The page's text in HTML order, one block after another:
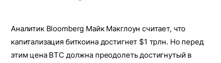
Аналитик Bloomberg Майк Макглоун считает, что
капитализация биткоина достигнет $1 трлн. Но перед
этим цена BTC должна преодолеть достигнутый в